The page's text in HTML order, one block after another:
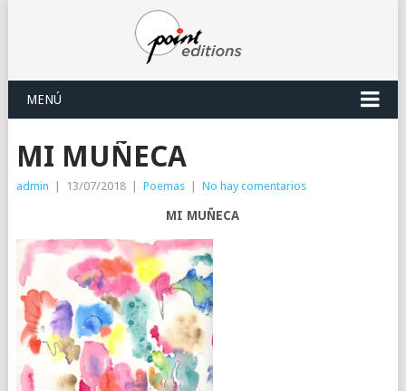
MENÚ
MI MUÑECA
admin 13/07/2018 Poemas No hay comentarios
MI MUÑECA